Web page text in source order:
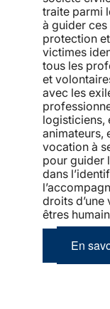
traite parmi
à guider ces
protection
victimes
tous les
et
avec les
logisticiens,
animateurs,
vocation à
pour guider
dans
droits
êtres
En